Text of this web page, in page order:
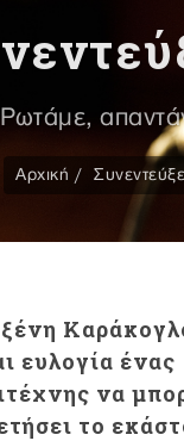
Ρωτάμε,
Αρχική
ευλογία ένας
να
το